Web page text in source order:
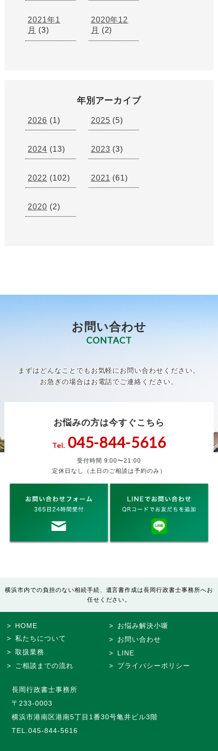
2021年1
月
(3)
2020年12
月
(2)
年別アーカイブ
2026 (1) 2025 (5)
2024 (13) 2023 (3)
2022 (102) 2021 (61)
2020 (2)
お問い合わせ
CONTACT
まずはどんなことでもお気軽にお問い合わせください。
お急ぎの場合はお電話でご連絡ください。
お悩みの方は今すぐこちら
Tel. 045-844-5616
受付時間 9:00〜21:00
定休日なし（土日のご相談は予約のみ）
横浜市内での負担のない相続手続、遺言書作成は長岡行政書士事務所へお
任せください。
HOME
私たちについて
取扱業務
ご相談までの流れ
お悩み解決小噺
お問い合わせ
LINE
プライバシーポリシー
長岡行政書士事務所
〒233-0003
横浜市港南区港南5丁目1番30号亀井ビル3階
TEL. 045-844-5616